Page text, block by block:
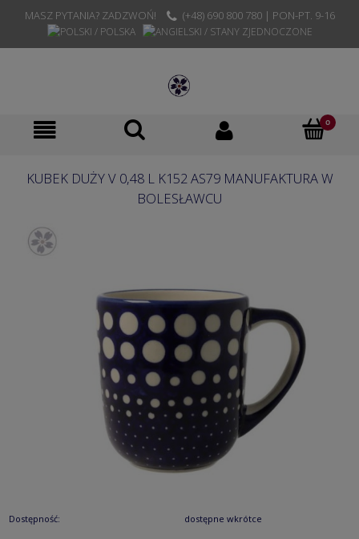
MASZ PYTANIA? ZADZWOŃ! (+48) 690 800 780 | PON-PT. 9-16
KUBEK DUŻY V 0,48 L K152 AS79 MANUFAKTURA W
BOLESŁAWCU
Dostępność: dostępne wkrótce